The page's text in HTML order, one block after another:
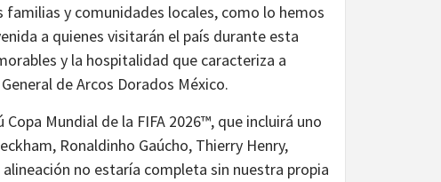
y comunidades locales, como lo hemos
a quienes visitarán el país durante esta
y la hospitalidad que caracteriza a
de Arcos Dorados México.
Mundial de la FIFA 2026™, que incluirá uno
Ronaldinho Gaúcho, Thierry Henry,
alineación no estaría completa sin nuestra propia